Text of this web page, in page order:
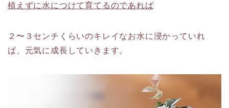
植えずに水につけて育てるのであれば
２〜３センチくらいのキレイなお水に浸かっていれ
ば、元気に成長していきます。